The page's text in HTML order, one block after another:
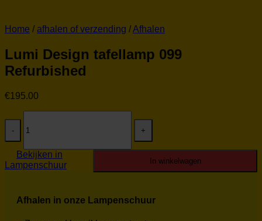
Home / afhalen of verzending /Afhalen
Lumi Design tafellamp 099
Refurbished
€195.00
Design
tafellamp
099
Refurbished
aantal
In winkelwagen
Bekijken in
Lampenschuur
Afhalen in onze Lampenschuur